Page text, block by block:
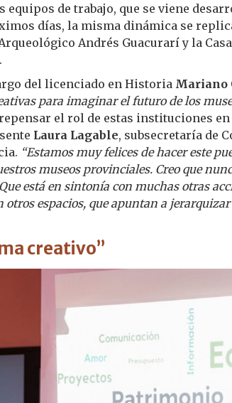
de trabajo, que se viene
días, la misma dinámica se
Andrés Guacurarí y la
del licenciado en Historia Mariano
para imaginar el futuro de los
el rol de estas instituciones
Laura Lagable, subsecretaría de
“Estamos muy felices de hacer este
museos provinciales. Creo que
está en sintonía con muchas otras
otros espacios, que apuntan a
creativo”